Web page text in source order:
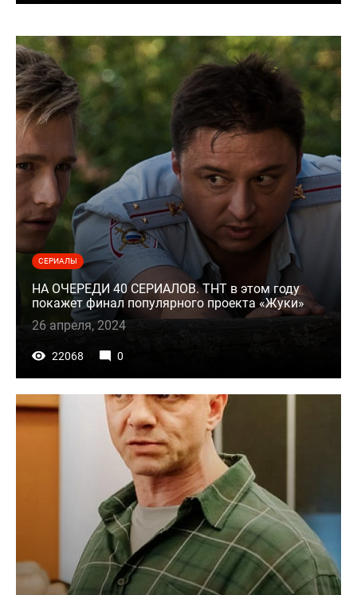
СЕРИАЛЫ
НА ОЧЕРЕДИ 40 СЕРИАЛОВ. ТНТ в этом году
покажет финал популярного проекта «Жуки»
26 апреля, 2024
22068 0